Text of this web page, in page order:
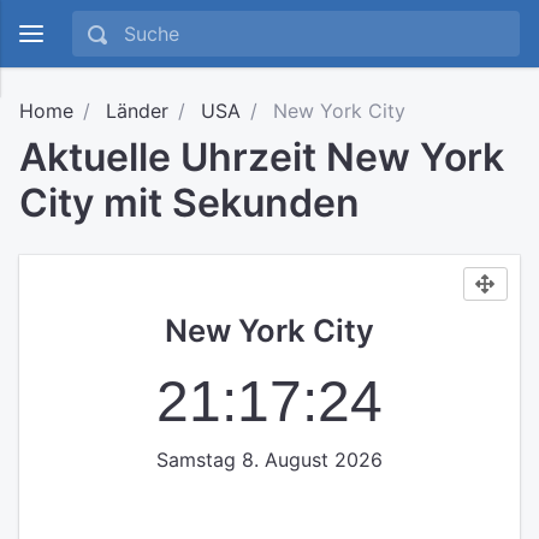
Home Länder USA New York City
Aktuelle Uhrzeit New York
City mit Sekunden
New York City
21:17:25
Samstag 8. August 2026